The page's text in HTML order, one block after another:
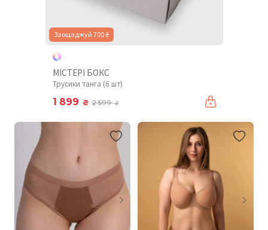
Заощаджуй 700 ₴
МІСТЕРІ БОКС
Трусики танга (6 шт)
1 899 ₴ 2 599₴